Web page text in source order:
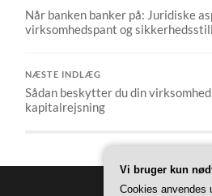
Når banken banker på: Juridiske
virksomhedspant og
NÆSTE INDLÆG
Sådan beskytter du din
kapitalrejsning
Vi bruger kun
Cookies anvendes